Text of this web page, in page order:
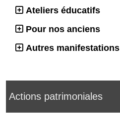
Ateliers éducatifs
Pour nos anciens
Autres manifestations
Actions patrimoniales